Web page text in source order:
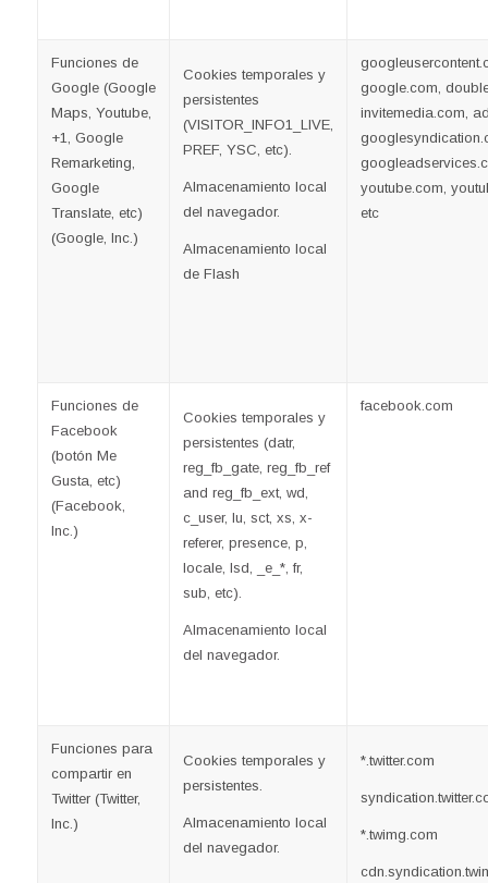
Funciones de
Google (Google
Maps, Youtube,
+1, Google
Remarketing,
Google
Translate, etc)
(Google, Inc.)
Cookies temporales y
persistentes
(VISITOR_INFO1_LIVE,
PREF, YSC, etc).
Almacenamiento local
del navegador.
Almacenamiento local
de Flash
google.com,
invitemedia.com,
youtube.com,
etc
Funciones de
Facebook
(botón Me
Gusta, etc)
(Facebook,
Inc.)
Cookies temporales y
persistentes (datr,
reg_fb_gate, reg_fb_ref
and reg_fb_ext, wd,
c_user, lu, sct, xs, x-
referer, presence, p,
locale, lsd, _e_*, fr,
sub, etc).
Almacenamiento local
del navegador.
facebook.com
Funciones para
compartir en
Twitter (Twitter,
Inc.)
Cookies temporales y
persistentes.
Almacenamiento local
del navegador.
*.twitter.com
*.twimg.com